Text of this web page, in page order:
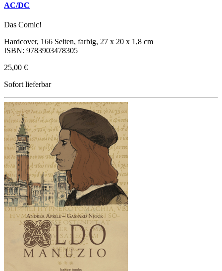
AC/DC
Das Comic!
Hardcover, 166 Seiten, farbig, 27 x 20 x 1,8 cm
ISBN: 9783903478305
25,00 €
Sofort lieferbar